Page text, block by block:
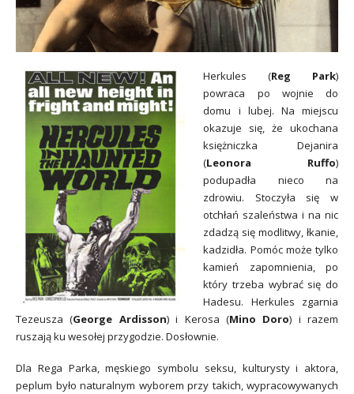
Herkules (Reg Park)
powraca po wojnie do
domu i lubej. Na miejscu
okazuje się, że ukochana
księżniczka Dejanira
(Leonora Ruffo)
podupadła nieco na
zdrowiu. Stoczyła się w
otchłań szaleństwa i na nic
zdadzą się modlitwy, łkanie,
kadzidła. Pomóc może tylko
kamień zapomnienia, po
który trzeba wybrać się do
Hadesu. Herkules zgarnia
Tezeusza (George Ardisson) i Kerosa (Mino Doro) i razem
ruszają ku wesołej przygodzie. Dosłownie.
Dla Rega Parka, męskiego symbolu seksu, kulturysty i aktora,
peplum było naturalnym wyborem przy takich, wypracowywanych